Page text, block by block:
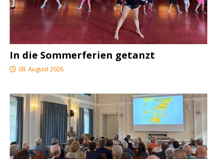
In die Sommerferien getanzt
08. August 2026